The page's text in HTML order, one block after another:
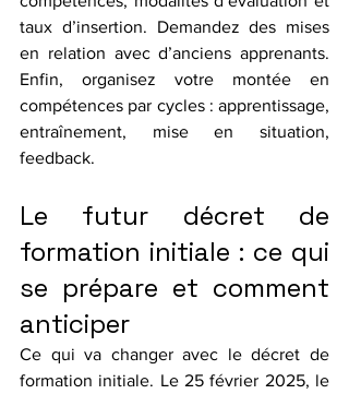
taux d’insertion. Demandez des mises
en relation avec d’anciens apprenants.
Enfin, organisez votre montée en
compétences par cycles : apprentissage,
entraînement, mise en situation,
feedback.
Le futur décret de
formation initiale : ce qui
se prépare et comment
anticiper
Ce qui va changer avec le décret de
formation initiale. Le 25 février 2025, le